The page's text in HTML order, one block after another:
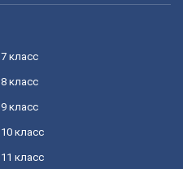
7 класс
8 класс
9 класс
10 класс
11 класс